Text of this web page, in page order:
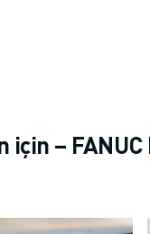
için –